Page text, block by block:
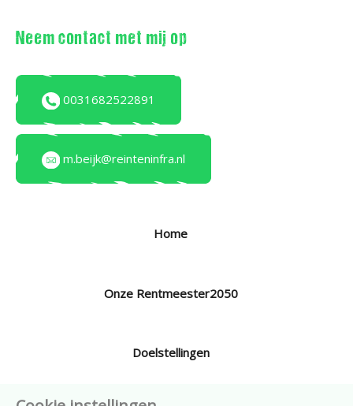
Neem contact met mij op
0031682522891
m.beijk@reinteninfra.nl
Home
Onze Rentmeester2050
Doelstellingen